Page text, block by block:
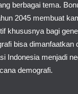
berbagai tema.
2045 membuat
khususnya bagi
bisa dimanfaatkan
Indonesia menjadi
demografi.